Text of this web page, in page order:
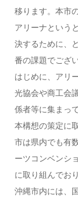
移ります。本市
アリーナという
決するために、
番の課題でござ
はじめに、アリ
光協会や商工会
係者等に集まっ
本構想の策定に
市は県内でも有
ーツコンベンシ
に取り組んでお
沖縄市内には、